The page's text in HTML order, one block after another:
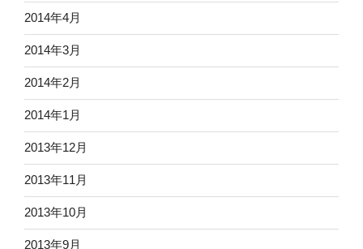
2014年4月
2014年3月
2014年2月
2014年1月
2013年12月
2013年11月
2013年10月
2013年9月